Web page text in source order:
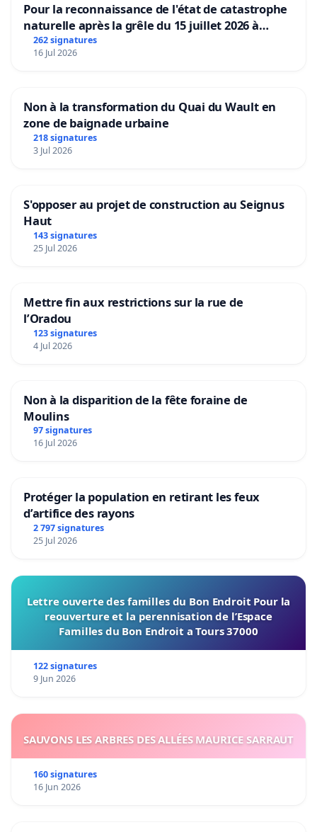
Pour la reconnaissance de l'état de catastrophe
naturelle après la grêle du 15 juillet 2026 à
Aubenas et ses alentours
262 signatures
16 Jul 2026
Non à la transformation du Quai du Wault en
zone de baignade urbaine
218 signatures
3 Jul 2026
S'opposer au projet de construction au Seignus
Haut
143 signatures
25 Jul 2026
Mettre fin aux restrictions sur la rue de
l’Oradou
123 signatures
4 Jul 2026
Non à la disparition de la fête foraine de
Moulins
97 signatures
16 Jul 2026
Protéger la population en retirant les feux
d’artifice des rayons
2 797 signatures
25 Jul 2026
Lettre ouverte des familles du Bon Endroit Pour la
reouverture et la perennisation de l’Espace
Familles du Bon Endroit a Tours 37000
122 signatures
9 Jun 2026
SAUVONS LES ARBRES DES ALLÉES MAURICE SARRAUT
160 signatures
16 Jun 2026